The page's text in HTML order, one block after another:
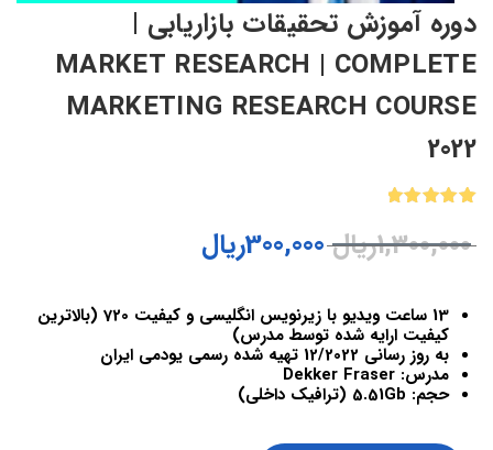
دوره آموزش تحقیقات بازاریابی |
MARKET RESEARCH | COMPLETE
MARKETING RESEARCH COURSE
2022
از 5
در
1,300,000ریال 300,000ریال
13 ساعت ویدیو با زیرنویس انگلیسی و کیفیت 720 (بالاترین
کیفیت ارایه شده توسط مدرس)
به روز رسانی 12/2022 تهیه شده رسمی یودمی ایران
مدرس: Dekker Fraser
حجم: 5.51Gb (ترافیک داخلی)